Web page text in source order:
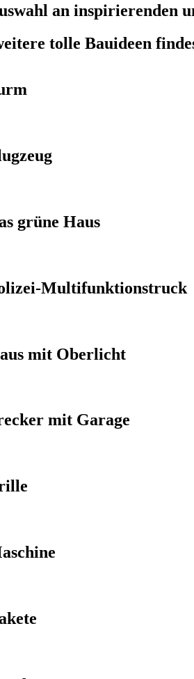
an inspirierenden
tolle Bauideen
grüne Haus
Multifunktionstruck
mit Oberlicht
mit Garage